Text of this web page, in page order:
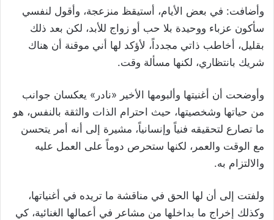
وأضافت: في بعض الأيام، أستيقظ منزعجة، وأقول لنفسي
سأكون عزباء ووحيدة بلا حب أو زواج للأبد، لكن بعد ذلك
بقليل، أخاطب ذاتي مجدداً، لأؤكد لها أني موقنة أن هناك
شريك بانتظاري، لكنها مسألة وقت.
وأوضحت أن أغنيتها وألبومها الأخير «نادر» يعكسان جوانب
من حياتها وشخصيتها، حيث احترام الذات والثقة بالنفس، هو
ما تصارع لتحقيقه فنياً وإنسانياً، مشيرة إلى أنه أمر يتحسن
مع الوقت والعمر، لكنها ستحرص دوماً على العمل عليه
والالتزام به.
ولفتت إلى أن لها الحق في مناقشة ما تريده في أغنياتها،
وكذلك إخراج ما بداخلها من مشاعر في أعمالها الغنائية، كي